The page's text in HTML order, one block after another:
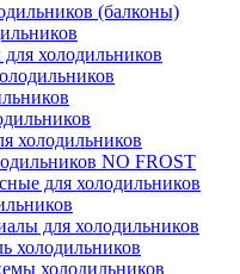
(балконы)
холодильников
холодильников
NO FROST
для холодильников
для холодильников
холодильников
холодильников